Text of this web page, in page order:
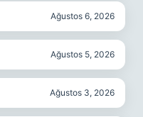
Ağustos 6, 2026
Ağustos 5, 2026
Ağustos 3, 2026